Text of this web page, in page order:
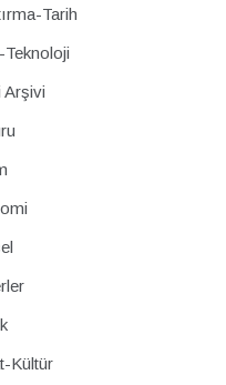
Tarih
Teknoloji
Arşivi
Kültür